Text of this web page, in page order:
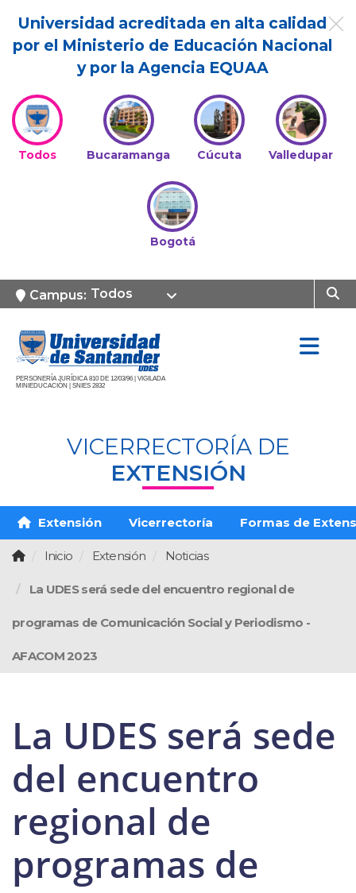
Universidad acreditada en alta calidad
por el Ministerio de Educación Nacional
y por la Agencia EQUAA
Todos Bucaramanga Cúcuta Valledupar
Bogotá
Campus: Todos
PERSONERÍA JURÍDICA 810 DE 12/03/96 | VIGILADA
MINIEDUCACIÓN | SNIES 2832
VICERRECTORÍA DE
EXTENSIÓN
Extensión Vicerrectoría Formas de
Inicio Extensión Noticias
La UDES será sede del encuentro regional de
programas de Comunicación Social y Periodismo -
AFACOM 2023
La UDES será sede
del encuentro
regional de
programas de